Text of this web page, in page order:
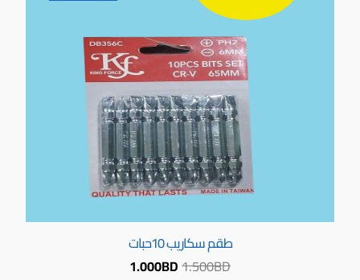
طقم سكاريب 10حبات
1.500BD
1.000BD